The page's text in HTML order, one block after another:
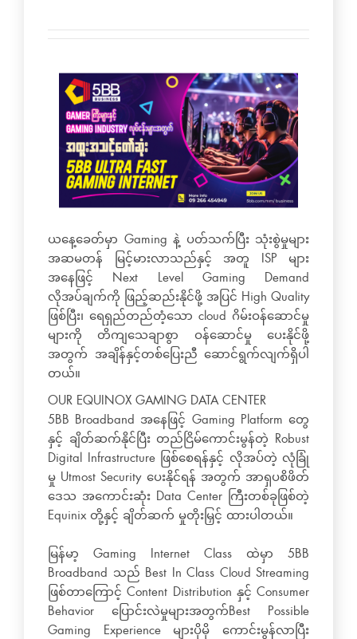
ယနေ့ခေတ်မှာ Gaming နဲ့ ပတ်သက်ပြီး သုံးစွဲမှုများ
အဆမတန် မြင့်မားလာသည်နှင့် အတူ ISP များ
အနေဖြင့် Next Level Gaming Demand
လိုအပ်ချက်ကို ဖြည့်ဆည်းနိုင်ဖို့ အပြင် High Quality
ဖြစ်ပြီး၊ ရေရှည်တည်တံ့သော cloud ဂိမ်းဝန်ဆောင်မှု
များကို တိကျသေချာစွာ ဝန်ဆောင်မှု ပေးနိုင်ဖို့
အတွက် အချိန်နှင့်တစ်ပြေးညီ ဆောင်ရွက်လျက်ရှိပါ
တယ်။
OUR EQUINOX GAMING DATA CENTER
5BB Broadband အနေဖြင့် Gaming Platform တွေ
နှင့် ချိတ်ဆက်နိုင်ပြီး တည်ငြိမ်ကောင်းမွန်တဲ့ Robust
Digital Infrastructure ဖြစ်စေရန်နှင့် လိုအပ်တဲ့ လုံခြုံ
မှု Utmost Security ပေးနိုင်ရန် အတွက် အာရှပစိဖိတ်
ဒေသ အကောင်းဆုံး Data Center ကြီးတစ်ခုဖြစ်တဲ့
Equinix တို့နှင့် ချိတ်ဆက် မှုတိုးမြှင့် ထားပါတယ်။
မြန်မာ့ Gaming Internet Class ထဲမှာ 5BB
Broadband သည် Best In Class Cloud Streaming
ဖြစ်တာကြောင့် Content Distribution နှင့် Consumer
Behavior ပြောင်းလဲမှုများအတွက်Best Possible
Gaming Experience များပိုမို ကောင်းမွန်လာပြီး